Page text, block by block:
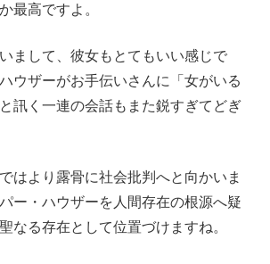
最高ですよ。
まして、彼女もとてもいい感じで
ウザーがお手伝いさんに「女がいる
訊く一連の会話もまた鋭すぎてどぎ
はより露骨に社会批判へと向かいま
ー・ハウザーを人間存在の根源へ疑
なる存在として位置づけますね。